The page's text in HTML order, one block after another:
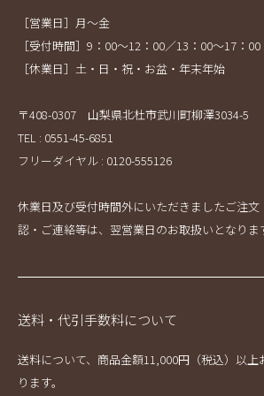
［営業日］月～金
［受付時間］9：00～12：00／13：00～17：00
［休業日］土・日・祝・お盆・年末年始
〒408-0307 山梨県北杜市武川町柳澤3034-5
TEL : 0551-45-6851
フリーダイヤル : 0120-555126
休業日及び受付時間外にいただきましたご注
認・ご連絡等は、翌営業日のお取扱いとなりま
送料・代引手数料について
送料について、商品金額11,000円（税込）以上
ります。